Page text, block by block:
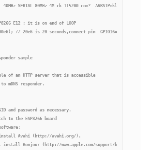
SERIAL 80MHz 4M ck 115200 com?  AVRSIPmkll
E12 : it is on end of LOOP
// 20e6 is 20 seconds,connect pin  GPIO16=D0 on RST
sample
of an HTTP server that is accessible
mDNS responder.
and password as necessary.
to the ESP8266 board
Avahi (http://avahi.org/).
install Bonjour (http://www.apple.com/support/bonjour/).